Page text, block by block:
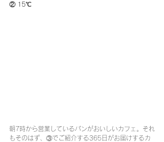
② 15℃
朝7時から営業しているパンがおいしいカフェ。それ
もそのはず、③でご紹介する365日がお届けするカ